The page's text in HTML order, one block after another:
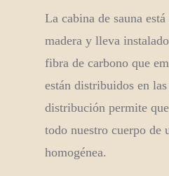
La cabina de sauna
madera y lleva
fibra de carbono que
están distribuidos en
distribución permite
todo nuestro cuerpo de
homogénea.